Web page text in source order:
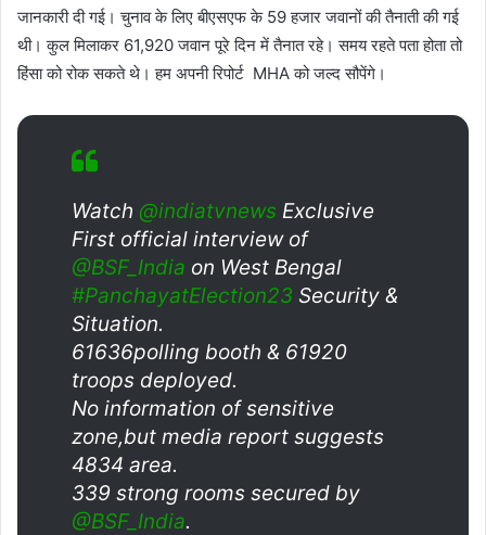
जानकारी दी गई। चुनाव के लिए बीएसएफ के 59 हजार जवानों की तैनाती की गई
थी। कुल मिलाकर 61,920 जवान पूरे दिन में तैनात रहे। समय रहते पता होता तो
हिंसा को रोक सकते थे। हम अपनी रिपोर्ट MHA को जल्द सौपेंगे।
Watch @indiatvnews Exclusive
First official interview of
@BSF_India on West Bengal
#PanchayatElection23 Security &
Situation.
61636polling booth & 61920
troops deployed.
No information of sensitive
zone,but media report suggests
4834 area.
339 strong rooms secured by
@BSF_India.